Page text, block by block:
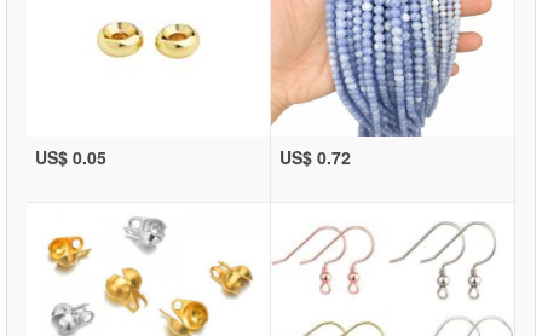
US$ 0.05 US$ 0.72